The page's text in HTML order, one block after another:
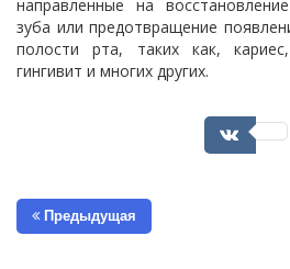
направленные на
зуба или предотвращение
полости рта, таких как,
гингивит и многих других.​
Предыдущая